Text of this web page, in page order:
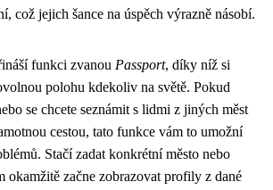
což jejich šance na úspěch výrazně násobí.
funkci zvanou Passport, díky níž si
polohu kdekoliv na světě. Pokud
se chcete seznámit s lidmi z jiných měst
cestou, tato funkce vám to umožní
Stačí zadat konkrétní město nebo
okamžitě začne zobrazovat profily z dané